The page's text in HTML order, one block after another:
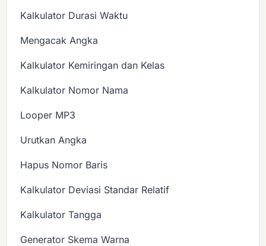
Kalkulator Durasi Waktu
Mengacak Angka
Kalkulator Kemiringan dan Kelas
Kalkulator Nomor Nama
Looper MP3
Urutkan Angka
Hapus Nomor Baris
Kalkulator Deviasi Standar Relatif
Kalkulator Tangga
Generator Skema Warna